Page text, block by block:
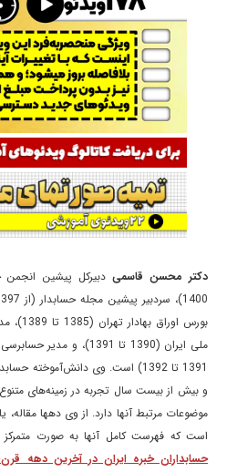
دکتر محسن قاسمی
بورس اوراق
ملی ایران (1390 تا 1391)، و
1391 تا 1392) است. وی دانش‌آموخته
و بیش از بیست سال تجربه در زمینه‌های متنوع
موضوعات مرتبط آنها دارد. از وی دهها مقاله،
است که فهرست کامل آنها به صورت متمرکز و
حسابداران خبره ایران در آخرین دهه